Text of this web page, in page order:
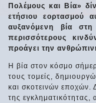
Πολέμους και Βία»
ετήσιου εορτασμού
αυξανόμενη βία στη
περισσότερους
προάγει την
Η βία στον κόσμο
τους τομείς,
και σκοτεινών εποχών.
της εγκληματικότητας,